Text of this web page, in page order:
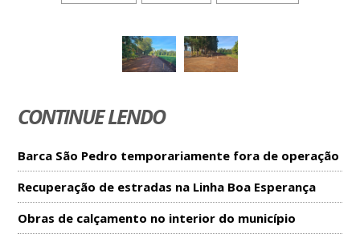
CONTINUE LENDO
Barca São Pedro temporariamente fora de operação
Recuperação de estradas na Linha Boa Esperança
Obras de calçamento no interior do município